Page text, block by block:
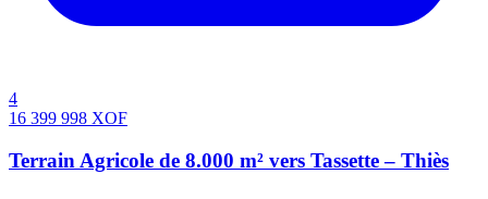
4
16 399 998 XOF
Terrain Agricole de 8.000 m² vers Tassette – Thiès